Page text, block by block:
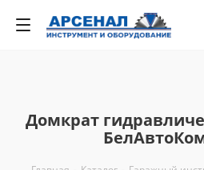
Домкрат